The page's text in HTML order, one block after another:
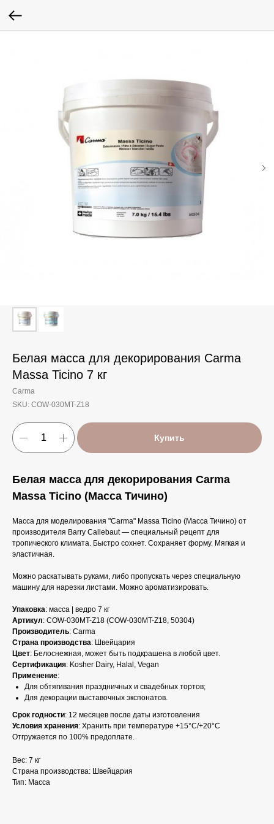
Белая масса для декорирования Carma
Massa Ticino 7 кг
Carma
SKU: COW-030MT-Z18
Купить
Белая масса для декорирования Carma
Massa Ticino (Масса Тичино)
Масса для моделирования "Carma" Massa Ticino (Масса Тичино) от
производителя Barry Callebaut ― специальный рецепт для
тропического климата. Быстро сохнет. Сохраняет форму. Мягкая и
эластичная.
Можно раскатывать руками, либо пропускать через специальную
машину для нарезки листами. Можно ароматизировать.
Упаковка: масса | ведро 7 кг
Артикул: COW-030MT-Z18 (COW-030MT-Z18, 50304)
Производитель: Carma
Страна производства: Швейцария
Цвет: Белоснежная, может быть подкрашена в любой цвет.
Сертификация: Kosher Dairy, Halal, Vegan
Применение:
Для обтягивания праздничных и свадебных тортов;
Для декорации выставочных экспонатов.
Срок годности: 12 месяцев после даты изготовления
Условия хранения: Хранить при температуре +15°С/+20°С
Отгружается по 100% предоплате.
Вес: 7 кг
Страна производства: Швейцария
Тип: Масса